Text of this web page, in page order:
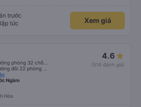
trước
tức
Xem giá
4.6
(516 đánh giá)
Ngầm
Hóa